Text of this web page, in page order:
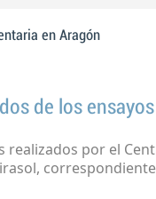
en Aragón
de los
realizados por el